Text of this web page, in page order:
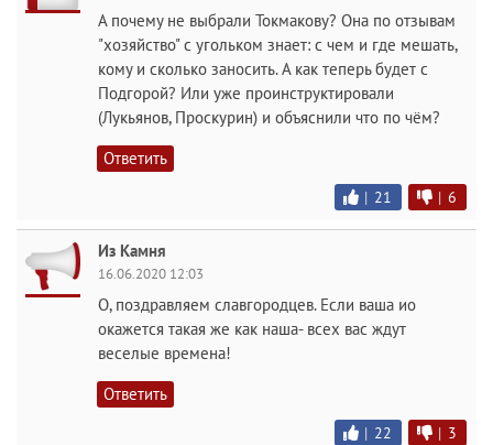
А почему не выбрали Токмакову? Она по отзывам
"хозяйство" с угольком знает: с чем и где мешать,
кому и сколько заносить. А как теперь будет с
Подгорой? Или уже проинструктировали
(Лукьянов, Проскурин) и объяснили что по чём?
Ответить
| 21 | 6
Из Камня
16.06.2020 12:03
О, поздравляем славгородцев. Если ваша ио
окажется такая же как наша- всех вас ждут
веселые времена!
Ответить
| 22 | 3